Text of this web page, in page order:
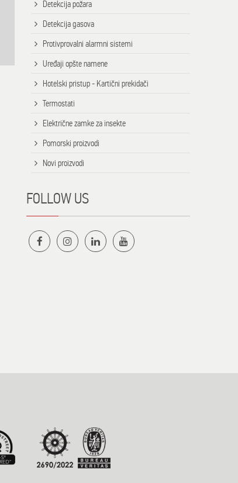
Detekcija požara
Detekcija gasova
Protivprovalni alarmni sistemi
Uređaji opšte namene
Hotelski pristup - Kartični prekidači
Termostati
Električne zamke za insekte
Pomorski proizvodi
Novi proizvodi
FOLLOW US